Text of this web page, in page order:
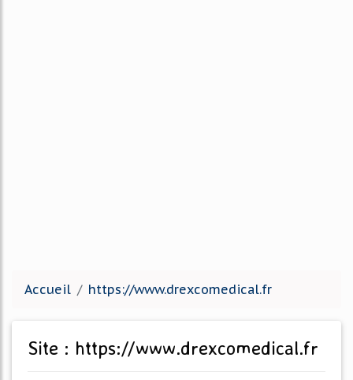
Accueil https://www.drexcomedical.fr
Site : https://www.drexcomedical.fr